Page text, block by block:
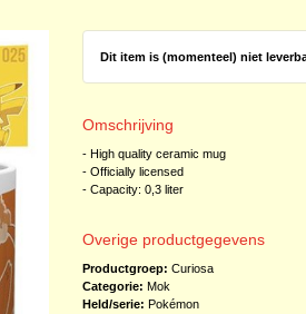
Dit item is (momenteel) niet
Omschrijving
- High quality ceramic mug
- Officially licensed
- Capacity: 0,3 liter
Overige productgegevens
Productgroep: Curiosa
Categorie: Mok
Held/serie: Pokémon